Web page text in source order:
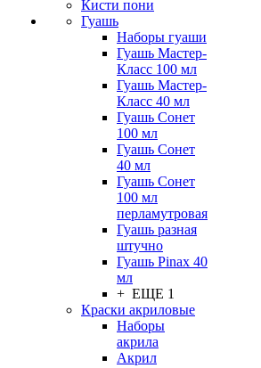
Кисти пони
Гуашь
Наборы гуаши
Гуашь Мастер-
Класс 100 мл
Гуашь Мастер-
Класс 40 мл
Гуашь Сонет
100 мл
Гуашь Сонет
40 мл
Гуашь Сонет
100 мл
перламутровая
Гуашь разная
штучно
Гуашь Pinax 40
мл
+ ЕЩЕ 1
Краски акриловые
Наборы
акрила
Акрил